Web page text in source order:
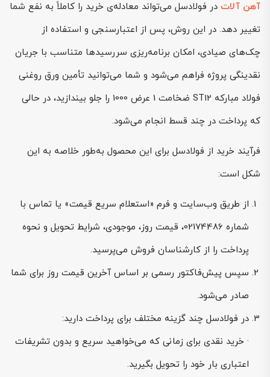
آهن آلات در فولادسل می‌تواند معادله‌ی خرید را کاملاً به نفع شما
تغییر دهد. در این روش، پس از اعتبارسنجی و استفاده از
چک‌های صیادی، امکان برنامه‌ریزی سررسیدها متناسب با جریان
نقدینگی پروژه فراهم می‌شود و شما می‌توانید تأمین ورق روغنی
فولاد مبارکه ST12 ضخامت 1 عرض 1000 را جلو بیندازید، در حالی
که پرداخت در چند قسط انجام می‌شود.
فرآیند خرید از فولادسل برای این محصول به‌طور خلاصه به این
شکل است:
از طریق وب‌سایت و فرم «استعلام سریع قیمت» یا تماس با
شماره 02174486، قیمت روز، موجودی، شرایط تحویل و نحوه
پرداخت را از کارشناسان فروش می‌پرسید.
سپس پیش‌فاکتور رسمی بر اساس آخرین قیمت روز برای شما
صادر می‌شود.
در فولادسل چند گزینه مختلف برای پرداخت دارید:
· خرید نقدی برای زمانی که می‌خواهید سریع و بدون تشریفات
اعتباری بار خود را تحویل بگیرید.